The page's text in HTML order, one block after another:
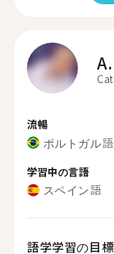
A.
流暢
ポルトガル語
学習中の言語
スペイン語
語学学習の目標